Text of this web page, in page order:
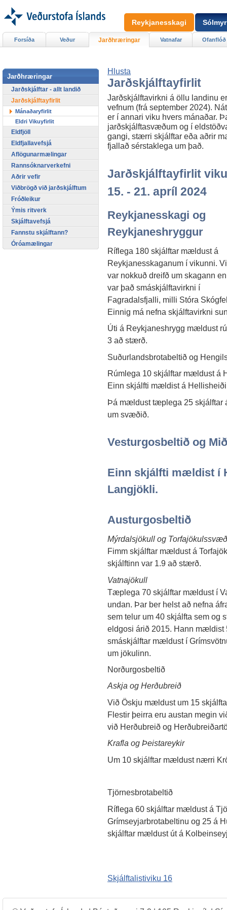
Hlusta
Jarðskjálftayfirlit
Jarðskjálftavirkni á öllu landinu
vefnum (frá september 2024).
er í annari viku hvers mánaðar.
jarðskjálftasvæðum og í
gangi, stærri skjálftar eða aðrir
fjallað sérstaklega um það.
Jarðskjálftayfirlit
15. - 21. apríl 2024
Reykjanesskagi og
Reykjaneshryggur
Ríflega 180 skjálftar mældust á
Reykjanesskaganum í vikunni.
var nokkuð dreifð um skagann
var það smáskjálftavirkni í
Fagradalsfjalli, milli Stóra
Einnig má nefna skjálftavirkni
Úti á Reykjaneshrygg mældust
3 að stærð.
Suðurlandsbrotabeltið og
Rúmlega 10 skjálftar mældust á
Einn skjálfti mældist á
Þá mældust tæplega 25 skjálftar
um svæðið.
Vesturgosbeltið og
Einn skjálfti mældist í
Langjökli.
Austurgosbeltið
Mýrdalsjökull og
Fimm skjálftar mældust á
skjálftinn var 1.9 að stærð.
Vatnajökull
Tæplega 70 skjálftar mældust í
undan. Þar ber helst að nefna
sem telur um 40 skjálfta sem og
eldgosi árið 2015. Hann
smáskjálftar mældust í
um jökulinn.
Norðurgosbeltið
Askja og Herðubreið
Við Öskju mældust um 15
Flestir þeirra eru austan megin
við Herðubreið og
Krafla og Þeistareykir
Um 10 skjálftar mældust nærri
Tjörnesbrotabeltið
Ríflega 60 skjálftar mældust á
Grímseyjarbrotabeltinu og 25 á
skjálftar mældust út á
Skjálftalistiviku 16
Forsíða Veður Jarðhræringar Vatnafar Ofanflóð
Jarðhræringar
Jarðskjálftar - allt landið
Jarðskjálftayfirlit
Mánaðaryfirlit
Eldri Vikuyfirlit
Eldfjöll
Eldfjallavefsjá
Aflögunarmælingar
Rannsóknarverkefni
Aðrir vefir
Viðbrögð við jarðskjálftum
Fróðleikur
Ýmis ritverk
Skjálftavefsjá
Fannstu skjálftann?
Óróamælingar
Reykjanesskagi